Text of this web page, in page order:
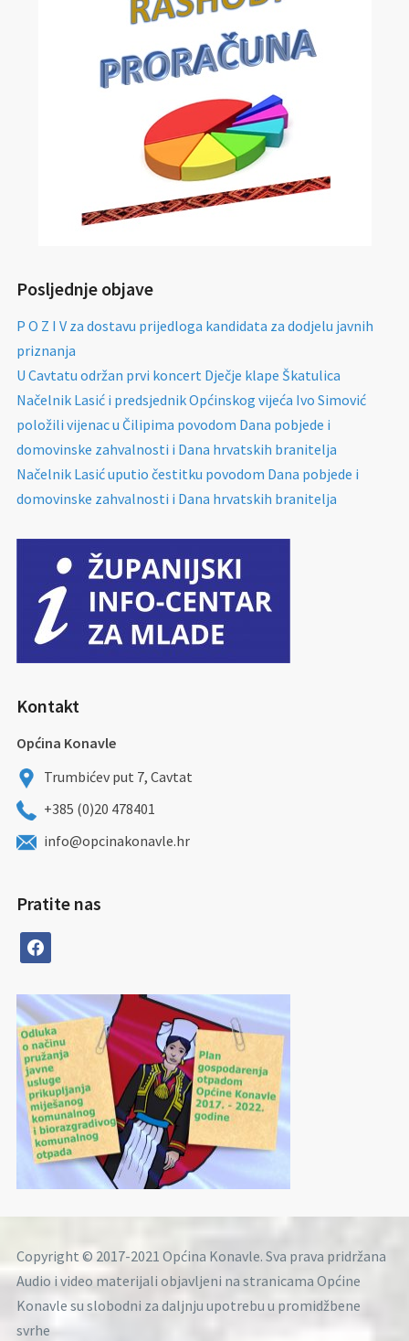
Posljednje objave
P O Z I V za dostavu prijedloga kandidata za dodjelu javnih
priznanja
U Cavtatu održan prvi koncert Dječje klape Škatulica
Načelnik Lasić i predsjednik Općinskog vijeća Ivo Simović
položili vijenac u Čilipima povodom Dana pobjede i
domovinske zahvalnosti i Dana hrvatskih branitelja
Načelnik Lasić uputio čestitku povodom Dana pobjede i
domovinske zahvalnosti i Dana hrvatskih branitelja
Kontakt
Općina Konavle
Trumbićev put 7, Cavtat
+385 (0)20 478401
info@opcinakonavle.hr
Pratite nas
facebook
Copyright © 2017-2021 Općina Konavle. Sva prava pridržana
Audio i video materijali objavljeni na stranicama Općine
Konavle su slobodni za daljnju upotrebu u promidžbene
svrhe